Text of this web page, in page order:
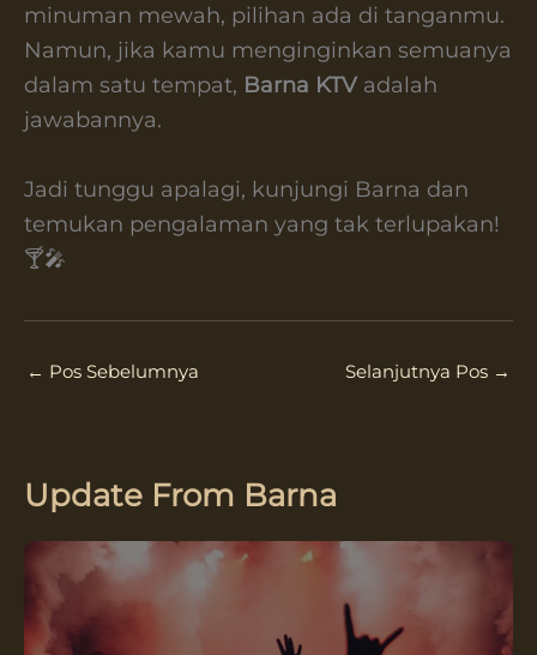
minuman mewah, pilihan ada di tanganmu.
Namun, jika kamu menginginkan semuanya
dalam satu tempat, Barna KTV adalah
jawabannya.
Jadi tunggu apalagi, kunjungi Barna dan
temukan pengalaman yang tak terlupakan!
🍸🎤
← Pos Sebelumnya Selanjutnya Pos →
Update From Barna